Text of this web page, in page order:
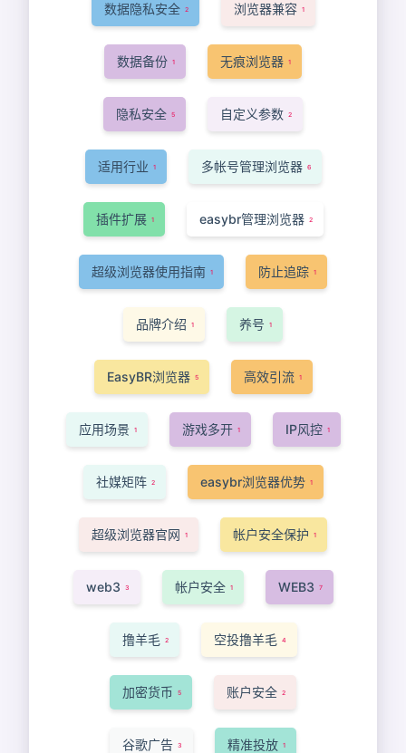
数据隐私安全 2 浏览器兼容 1
数据备份 1 无痕浏览器 1
隐私安全 5 自定义参数 2
适用行业 1 多帐号管理浏览器 6
插件扩展 1 easybr管理浏览器 2
超级浏览器使用指南 1 防止追踪 1
品牌介绍 1 养号 1
EasyBR浏览器 5 高效引流 1
应用场景 1 游戏多开 1 IP风控 1
社媒矩阵 2 easybr浏览器优势 1
超级浏览器官网 1 帐户安全保护 1
web3 3 帐户安全 1 WEB3 7
撸羊毛 2 空投撸羊毛 4
加密货币 5 账户安全 2
谷歌广告 3 精准投放 1